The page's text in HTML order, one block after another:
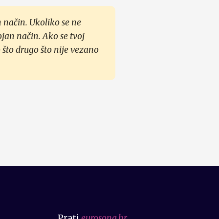
Ukoliko se ne
način. Ako se tvoj
drugo što nije vezano